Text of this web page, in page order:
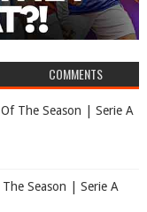
COMMENTS
The Season | Serie A
Season | Serie A